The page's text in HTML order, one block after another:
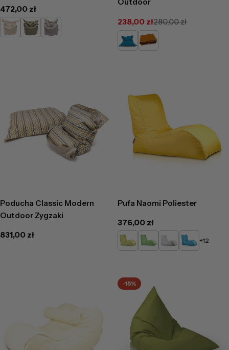
Cena
regularna
472,00 zł
KremowyZielonyJasno
Szary
Cena
promocyjna
238,00 zł
Cena
regularna
280,00 zł
LazurowyCeglasty
Poducha Classic Modern
Outdoor Zygzaki
Cena
831,00 zł
Pufa Naomi Poliester
Cena
regularna
376,00 zł
Limonkowy
Zielony Niebieski
+12
-15%